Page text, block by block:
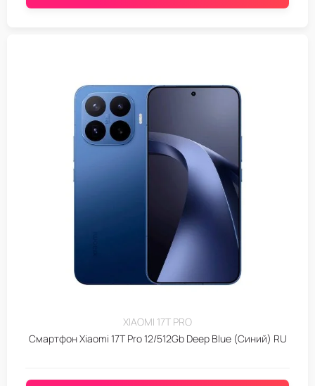
XIAOMI 17T PRO
Смартфон Xiaomi 17T Pro 12/512Gb Deep Blue (Синий) RU